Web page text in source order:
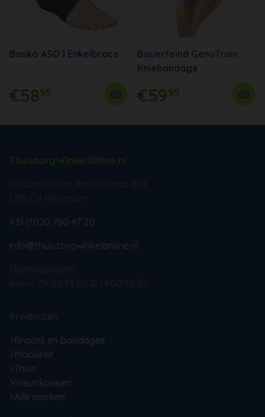
Basko ASO | Enkelbrace
€5895
Bauerfeind GenuTrain
Kniebandage
€5995
+31 (0)20 760 47 20
info@thuiszorgwinkelonline.nl
Braces en bandages
Mobiliteit
Thuis
Steunkousen
Alle merken